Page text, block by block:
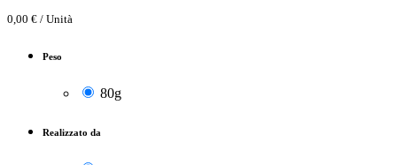
0,00 € / Unità
Peso
80g
Realizzato da